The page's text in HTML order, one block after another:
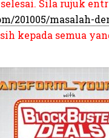
Sila rujuk
201005/masalah-
kepada semua